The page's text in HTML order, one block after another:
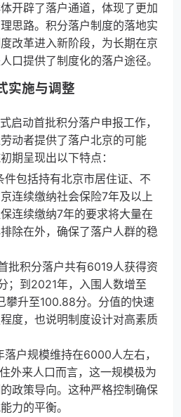
开辟了落户通道，体现了更加
思路。积分落户制度的落地实
改革进入新阶段，为长期在京
口提供了制度化的落户途径。
实施与调整
启动首批积分落户申报工作，
动者提供了落户北京的可能
期呈现出以下特点：
件包括持有北京市居住证、不
连续缴纳社会保险7年及以上
连续缴纳7年的要求将大量在
除在外，确保了落户人群的稳
批积分落户共有6019人获得资
；到2021年，入围人数增至
攀升至100.88分。分值的快速
度，也说明制度设计对高素质
落户规模维持在6000人左右，
外来人口而言，这一规模极为
政策导向。这种严格控制确保
力的平衡。